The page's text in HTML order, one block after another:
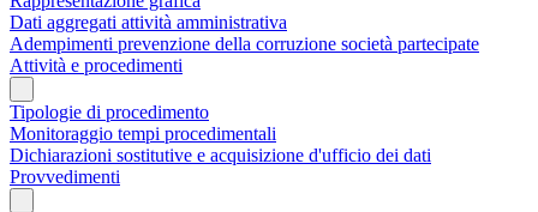
Dati aggregati attività amministrativa
Adempimenti prevenzione della corruzione società partecipate
Attività e procedimenti
Tipologie di procedimento
Monitoraggio tempi procedimentali
Dichiarazioni sostitutive e acquisizione d'ufficio dei dati
Provvedimenti